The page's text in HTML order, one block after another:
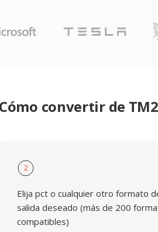
Cómo convertir de TM2
2
Elija pct o cualquier otro formato
salida deseado (más de 200
compatibles)